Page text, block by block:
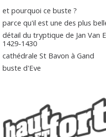
et pourquoi ce buste ?
parce qu'il est une des plus
détail du tryptique de Jan Van
1429-1430
cathédrale St Bavon à Gand
buste d'Eve